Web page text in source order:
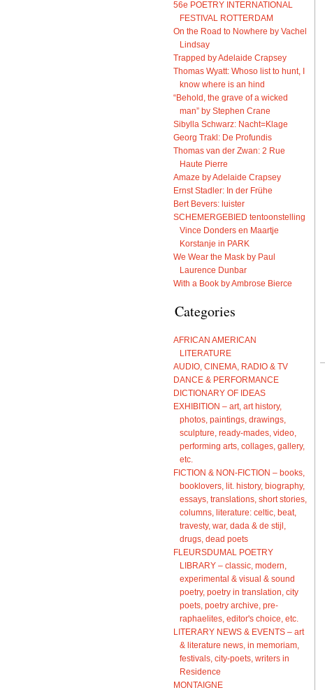
56e POETRY INTERNATIONAL
FESTIVAL ROTTERDAM
On the Road to Nowhere by Vachel
Lindsay
Trapped by Adelaide Crapsey
Thomas Wyatt: Whoso list to hunt, I
know where is an hind
“Behold, the grave of a wicked
man” by Stephen Crane
Sibylla Schwarz: Nacht=Klage
Georg Trakl: De Profundis
Thomas van der Zwan: 2 Rue
Haute Pierre
Amaze by Adelaide Crapsey
Ernst Stadler: In der Frühe
Bert Bevers: luister
SCHEMERGEBIED tentoonstelling
Vince Donders en Maartje
Korstanje in PARK
We Wear the Mask by Paul
Laurence Dunbar
With a Book by Ambrose Bierce
Categories
AFRICAN AMERICAN
LITERATURE
AUDIO, CINEMA, RADIO & TV
DANCE & PERFORMANCE
DICTIONARY OF IDEAS
EXHIBITION – art, art history,
photos, paintings, drawings,
sculpture, ready-mades, video,
performing arts, collages, gallery,
etc.
FICTION & NON-FICTION – books,
booklovers, lit. history, biography,
essays, translations, short stories,
columns, literature: celtic, beat,
travesty, war, dada & de stijl,
drugs, dead poets
FLEURSDUMAL POETRY
LIBRARY – classic, modern,
experimental & visual & sound
poetry, poetry in translation, city
poets, poetry archive, pre-
raphaelites, editor's choice, etc.
LITERARY NEWS & EVENTS – art
& literature news, in memoriam,
festivals, city-poets, writers in
Residence
MONTAIGNE